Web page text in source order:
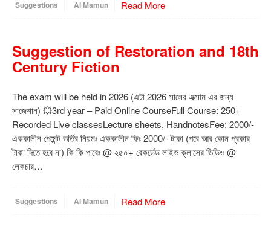
Suggestions Al Mamun Read More
Suggestion of Restoration and 18th
Century Fiction
The exam will be held in 2026 (এটা 2026 সালের এক্সাম এর জন্য
সাজেশান) 💥3rd year – Paid Online CourseFull Course: 250+
Recorded Live classesLecture sheets, HandnotesFee: 2000/-
এককালীন পেমেন্ট ভর্তির নিয়মঃ এককালীন ফিঃ 2000/- টাকা (পরে আর কোন প্রকার
টাকা দিতে হবে না) কি কি পাবেঃ @ ২৫০+ রেকর্ডেড লাইভ ক্লাসের ভিডিও @
লেকচার…
Suggestions Al Mamun Read More